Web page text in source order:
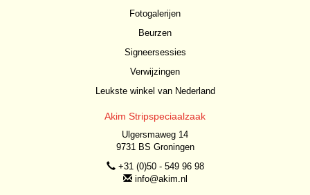
Fotogalerijen
Beurzen
Signeersessies
Verwijzingen
Leukste winkel van Nederland
Akim Stripspeciaalzaak
Ulgersmaweg 14
9731 BS Groningen
+31 (0)50 - 549 96 98
info@akim.nl